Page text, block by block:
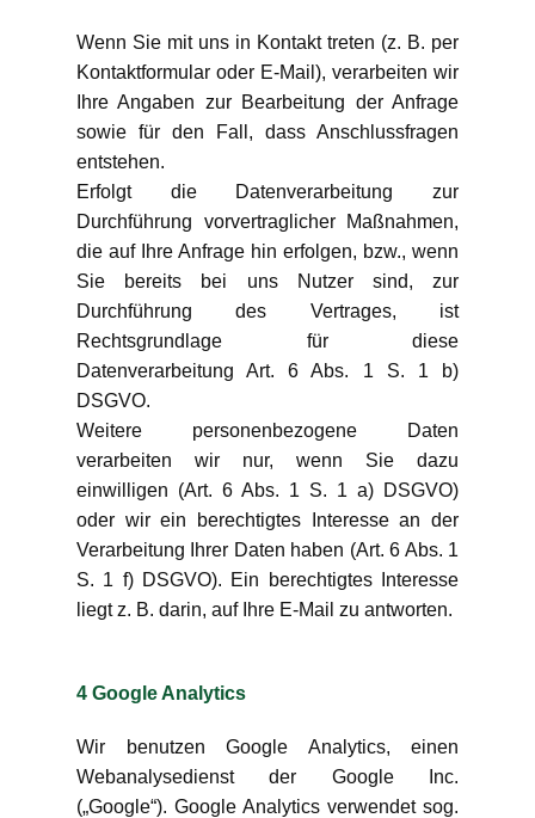
Wenn Sie mit uns in Kontakt treten (z. B. per
Kontaktformular oder E-Mail), verarbeiten wir
Ihre Angaben zur Bearbeitung der Anfrage
sowie für den Fall, dass Anschlussfragen
entstehen.
Erfolgt die Datenverarbeitung zur
Durchführung vorvertraglicher Maßnahmen,
die auf Ihre Anfrage hin erfolgen, bzw., wenn
Sie bereits bei uns Nutzer sind, zur
Durchführung des Vertrages, ist
Rechtsgrundlage für diese
Datenverarbeitung Art. 6 Abs. 1 S. 1 b)
DSGVO.
Weitere personenbezogene Daten
verarbeiten wir nur, wenn Sie dazu
einwilligen (Art. 6 Abs. 1 S. 1 a) DSGVO)
oder wir ein berechtigtes Interesse an der
Verarbeitung Ihrer Daten haben (Art. 6 Abs. 1
S. 1 f) DSGVO). Ein berechtigtes Interesse
liegt z. B. darin, auf Ihre E-Mail zu antworten.
4 Google Analytics
Wir benutzen Google Analytics, einen
Webanalysedienst der Google Inc.
(„Google“). Google Analytics verwendet sog.